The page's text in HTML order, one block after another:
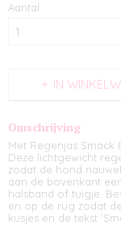
Aantal
IN
Omschrijving
Met Regenjas
Deze lichtgewicht
zodat de hond
aan de bovenkant
halsband of tuigje.
en op de rug zodat
kusjes en de tekst